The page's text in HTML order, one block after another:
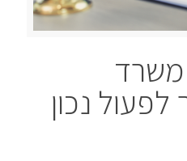
משרד
לפעול נכון